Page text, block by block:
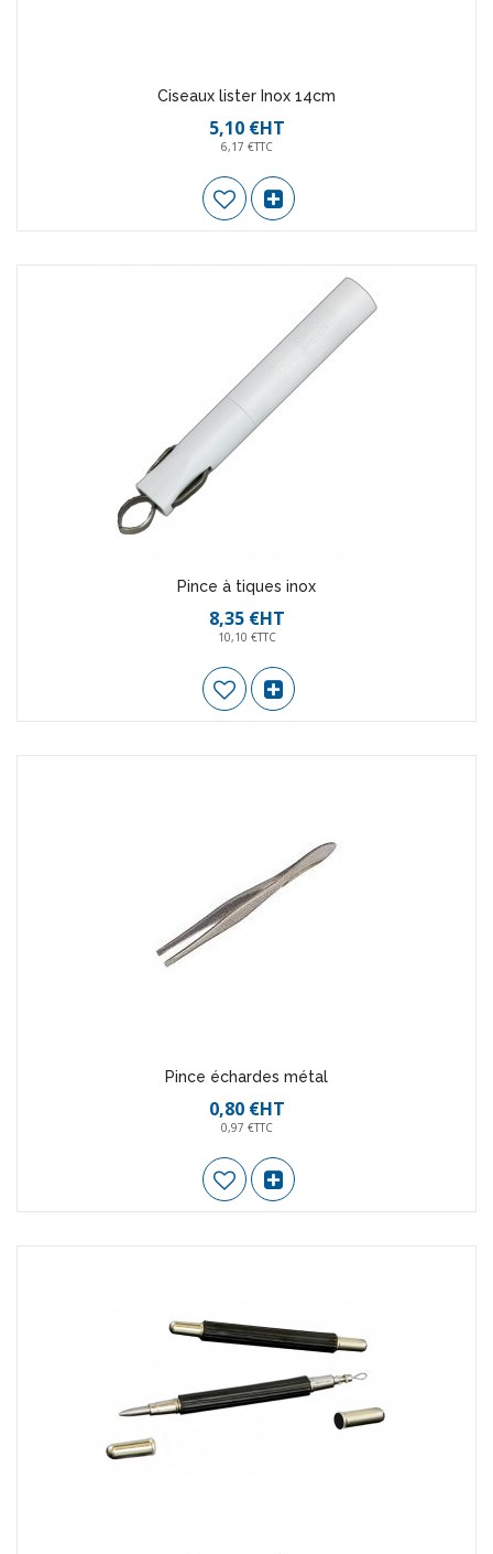
Ciseaux lister Inox 14cm
5,10 €HT
6,17 €TTC
Pince à tiques inox
8,35 €HT
10,10 €TTC
Pince échardes métal
0,80 €HT
0,97 €TTC